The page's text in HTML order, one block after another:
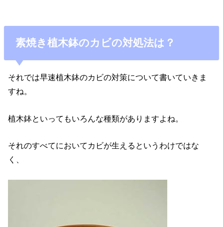
素焼き植木鉢のカビの対処法は？
それでは早速植木鉢のカビの対策について書いていきま
すね。
植木鉢といってもいろんな種類がありますよね。
それのすべてにおいてカビが生えるというわけではな
く、